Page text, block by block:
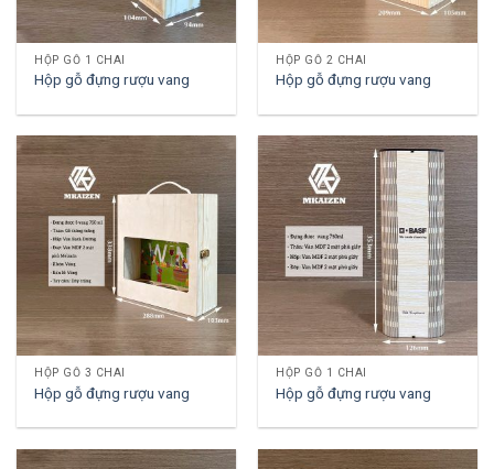
HỘP GỖ 1 CHAI
Hộp gỗ đựng rượu vang
HỘP GỖ 2 CHAI
Hộp gỗ đựng rượu vang
HỘP GỖ 3 CHAI
Hộp gỗ đựng rượu vang
HỘP GỖ 1 CHAI
Hộp gỗ đựng rượu vang